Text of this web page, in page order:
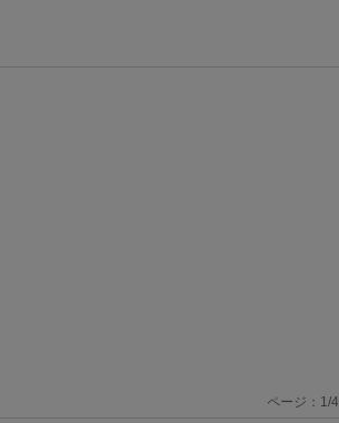
ページ： 1 /4